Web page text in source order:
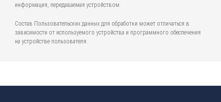
информация, передаваемая устройством.
Состав Пользовательских данных для обработки может отличаться в
зависимости от используемого устройства и программного обеспечения
на устройстве пользователя.